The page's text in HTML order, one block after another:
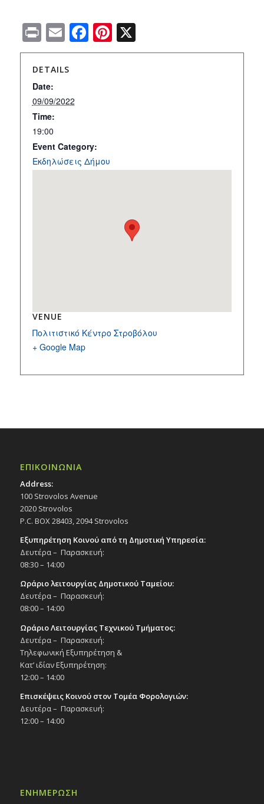
PrintEmailFacebook
Pinterest
X
DETAILS
Date:
09/09/2022
Time:
19:00
Event Category:
Εκδηλώσεις Δήμου
VENUE
Πολιτιστικό Κέντρο Στροβόλου
+ Google Map
ΕΠΙΚΟΙΝΩΝΙΑ
Address:
100 Strovolos Avenue
2020 Strovolos
P.C. BOX 28403, 2094 Strovolos
Εξυπηρέτηση Κοινού από τη Δημοτική Υπηρεσία:
Δευτέρα – Παρασκευή:
08:30 – 14:00
Ωράριο λειτουργίας Δημοτικού Ταμείου:
Δευτέρα – Παρασκευή:
08:00 – 14:00
Ωράριο Λειτουργίας Τεχνικού Τμήματος:
Δευτέρα – Παρασκευή:
Τηλεφωνική Εξυπηρέτηση &
Κατ’ ιδίαν Εξυπηρέτηση:
12:00 – 14:00
Επισκέψεις Κοινού στον Τομέα Φορολογιών:
Δευτέρα – Παρασκευή:
12:00 – 14:00
ΕΝΗΜΕΡΩΣΗ